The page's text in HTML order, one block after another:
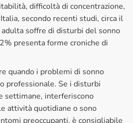
difficoltà di concentrazione,
secondo recenti studi, circa il
soffre di disturbi del sonno
presenta forme croniche di
quando i problemi di sonno
professionale. Se i disturbi
settimane, interferiscono
attività quotidiane o sono
preoccupanti, è consigliabile